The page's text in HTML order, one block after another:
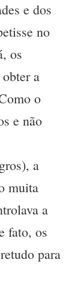
e dos
no
os
a
o
e não
a
muita
a
fato, os
para